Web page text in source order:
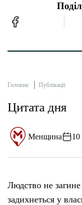
Головна Публікації
Цитата дня
Менщина 10
Людство не
задихнеться у